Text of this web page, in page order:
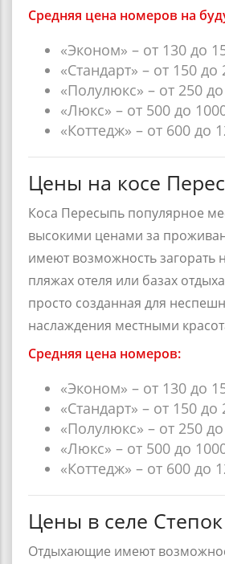
Средняя цена номеров на
«Эконом» – от 130 до
«Стандарт» – от 150 до
«Полулюкс» – от 250
«Люкс» – от 500 до
«Коттедж» – от 600 до
Цены на косе
Коса Пересыпь популярное
высокими ценами за
имеют возможность загорать
пляжах отеля или базах
просто созданная для
наслаждения местными
Средняя цена номеров:
«Эконом» – от 130 до
«Стандарт» – от 150 до
«Полулюкс» – от 250
«Люкс» – от 500 до
«Коттедж» – от 600 до
Цены в селе Степок
Отдыхающие имеют